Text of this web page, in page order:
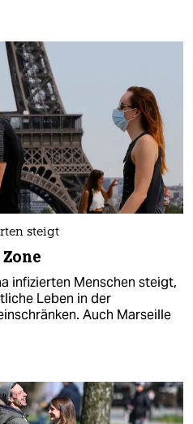
steigt
infizierten Menschen steigt,
Leben in der
Auch Marseille